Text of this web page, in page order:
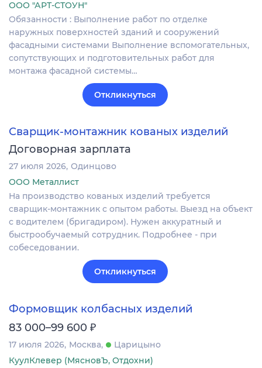
ООО "АРТ-СТОУН"
Обязанности : Выполнение работ по отделке
наружных поверхностей зданий и сооружений
фасадными системами Выполнение вспомогательных,
сопутствующих и подготовительных работ для
монтажа фасадной системы…
Откликнуться
Сварщик-монтажник кованых изделий
Договорная зарплата
27 июля 2026 Одинцово
ООО Металлист
На производство кованых изделий требуется
сварщик-монтажник с опытом работы. Выезд на объект
с водителем (бригадиром). Нужен аккуратный и
быстрообучаемый сотрудник. Подробнее - при
собеседовании.
Откликнуться
Формовщик колбасных изделий
83 000–99 600 ₽
17 июля 2026 Москва
Царицыно
КуулКлевер (МясновЪ, Отдохни)